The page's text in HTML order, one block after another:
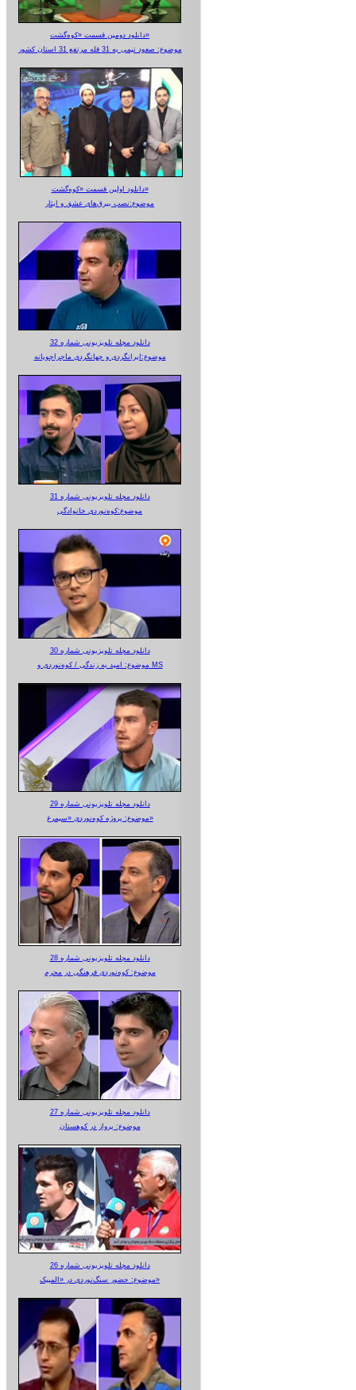
دانلود دومین قسمت «کوه‌گشت»
موضوع: صعود تیمی به 31 قله مرتفع 31 استان کشور
دانلود اولین قسمت «کوه‌گشت»
موضوع:نصب بیرق‌های عشق و ایثار
دانلود مجله تلویزیونی شماره 32
موضوع:ایرانگردی و جهانگردی ماجراجویانه
دانلود مجله تلویزیونی شماره 31
موضوع:کوه‌نوردی خانوادگی
دانلود مجله تلویزیونی شماره 30
موضوع: امید به زندگی / کوه‌نوردی و MS
دانلود مجله تلویزیونی شماره 29
موضوع: پروژه کوه‌نوردی «سیمرغ»
دانلود مجله تلویزیونی شماره 28
موضوع: کوه‌نوردی فرهنگی در محرم
دانلود مجله تلویزیونی شماره 27
موضوع: پرواز در کوهستان
دانلود مجله تلویزیونی شماره 26
موضوع: حضور سنگ‌نوردی در «المپیک»